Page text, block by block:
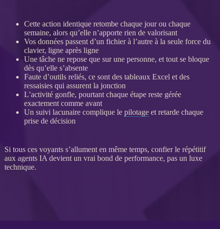
Cette action identique retombe chaque jour ou chaque
semaine, alors qu’elle n’apporte rien de valorisant
Vos donnéespassent d’un fichier à l’autre à la seule force du
clavier, ligne après ligne
Une tâche ne repose que sur une personne, et tout se bloque
dès qu’elle s’absente
Faute d’outils reliés, ce sont des tableaux Excel et des
ressaisies qui assurent la jonction
L’activité gonfle, pourtant chaque étape reste gérée
exactement comme avant
Un suivi lacunaire complique le pilotageet retarde chaque
prise de décision
Si tous ces voyants s’allument en même temps, confier le répétitif
aux agents IA devient un vrai bond de performance, pas un luxe
technique.